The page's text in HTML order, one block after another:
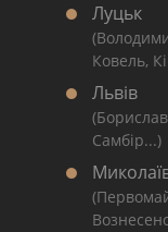
Луцьк
Ковель,
Львів
Самбір...)